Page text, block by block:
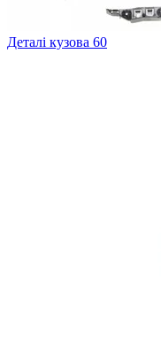
Деталі кузова 60